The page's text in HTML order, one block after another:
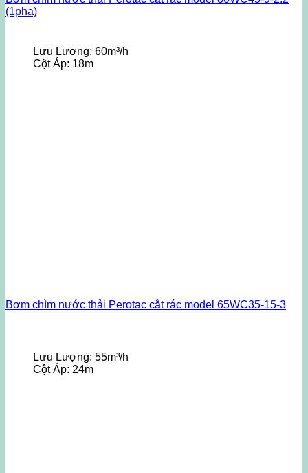
(1pha)
Lưu Lượng: 60m³/h
Cột Áp: 18m
Bơm chìm nước thải Perotac cắt rác model 65WC35-15-3
Lưu Lượng: 55m³/h
Cột Áp: 24m